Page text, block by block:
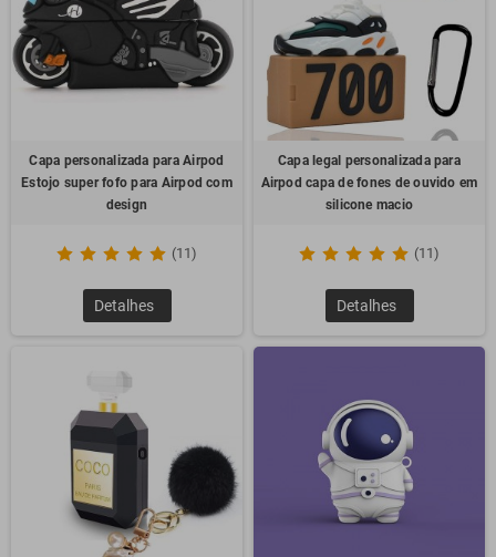
Capa personalizada para Airpod
Estojo super fofo para Airpod com
design
(11)
Detalhes
Capa legal personalizada para
Airpod capa de fones de ouvido em
silicone macio
(11)
Detalhes